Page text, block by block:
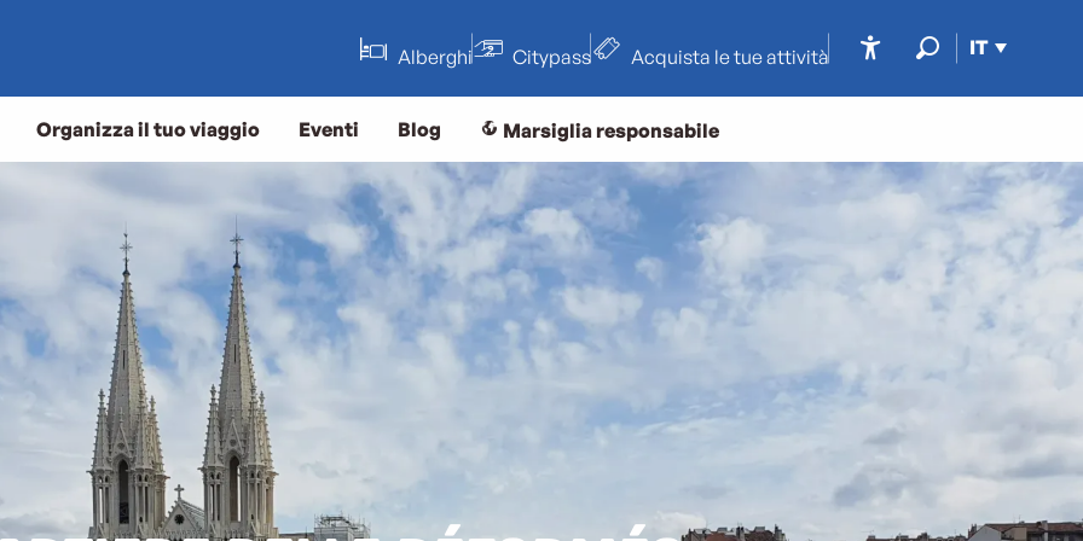
IT
Alberghi Citypass Acquista le tue attività
Organizza il tuo viaggio Eventi Blog Marsiglia responsabile